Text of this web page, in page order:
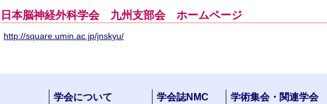
日本脳神経外科学会 九州支部会 ホームページ
http://square.umin.ac.jp/jnskyu/
学会について 学会誌NMC 学術集会・関連学会